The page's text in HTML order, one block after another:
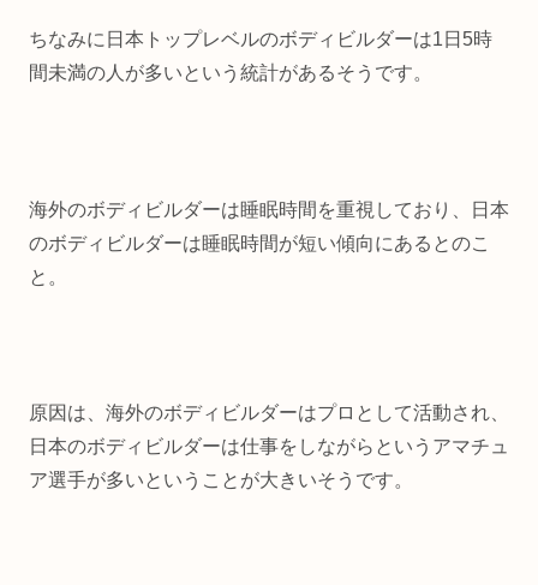
ちなみに日本トップレベルのボディビルダーは1日5時
間未満の人が多いという統計があるそうです。
海外のボディビルダーは睡眠時間を重視しており、日本
のボディビルダーは睡眠時間が短い傾向にあるとのこ
と。
原因は、海外のボディビルダーはプロとして活動され、
日本のボディビルダーは仕事をしながらというアマチュ
ア選手が多いということが大きいそうです。